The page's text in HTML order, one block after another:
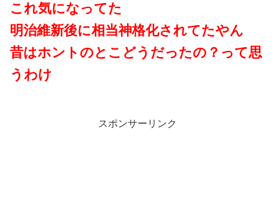
これ気になってた
明治維新後に相当神格化されてたやん
昔はホントのとこどうだったの？って思
うわけ
スポンサーリンク